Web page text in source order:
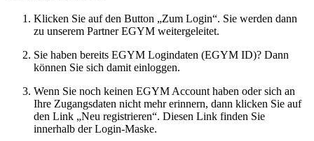
Klicken Sie auf den Button „Zum Login“. Sie werden dann
zu unserem Partner EGYM weitergeleitet.
Sie haben bereits EGYM Logindaten (EGYM ID)? Dann
können Sie sich damit einloggen.
Wenn Sie noch keinen EGYM Account haben oder sich an
Ihre Zugangsdaten nicht mehr erinnern, dann klicken Sie auf
den Link „Neu registrieren“. Diesen Link finden Sie
innerhalb der Login-Maske.